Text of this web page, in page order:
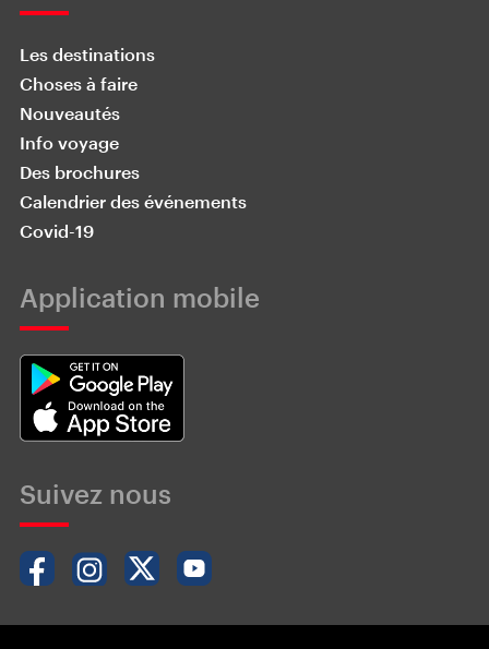
Les destinations
Choses à faire
Nouveautés
Info voyage
Des brochures
Calendrier des événements
Covid-19
Application mobile
Suivez nous